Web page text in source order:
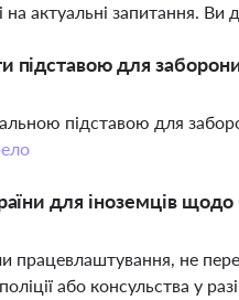
актуальні запитання. Ви
для заборони
підставою для
для іноземців щодо
працевлаштування, не
або консульства у